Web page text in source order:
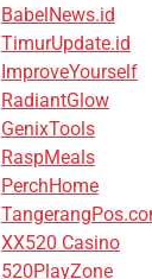
BabelNews.id
TimurUpdate.id
ImproveYourself
RadiantGlow
GenixTools
RaspMeals
PerchHome
XX520 Casino
520PlayZone